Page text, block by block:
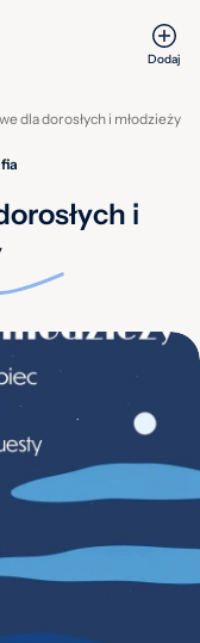
Dodaj
dla dorosłych i młodzieży
i